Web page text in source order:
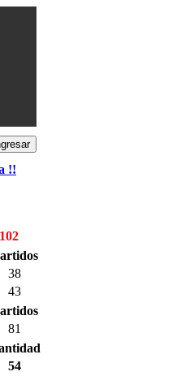
!!
102
38
43
81
54